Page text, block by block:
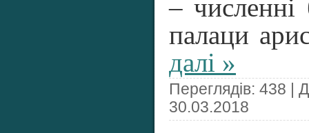
– численні
палаци
далі »
Переглядів: 438 |
30.03.2018